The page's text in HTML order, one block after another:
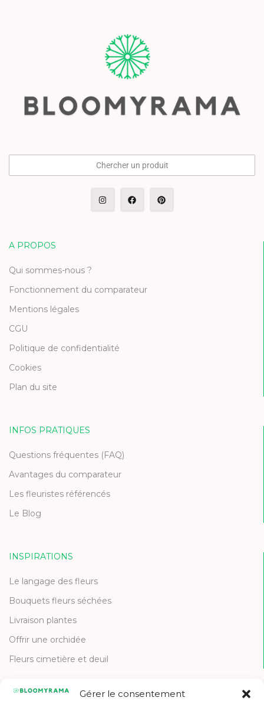
Gérer le consentement
Chercher un produit
A PROPOS
Qui sommes-nous ?
Fonctionnement du comparateur
Mentions légales
CGU
Politique de confidentialité
Cookies
Plan du site
INFOS PRATIQUES
Questions fréquentes (FAQ)
Avantages du comparateur
Les fleuristes référencés
Le Blog
INSPIRATIONS
Le langage des fleurs
Bouquets fleurs séchées
Livraison plantes
Offrir une orchidée
Fleurs cimetière et deuil